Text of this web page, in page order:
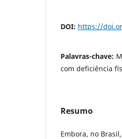
DOI: https://
Palavras-chave:
com deficiência
Resumo
Embora, no